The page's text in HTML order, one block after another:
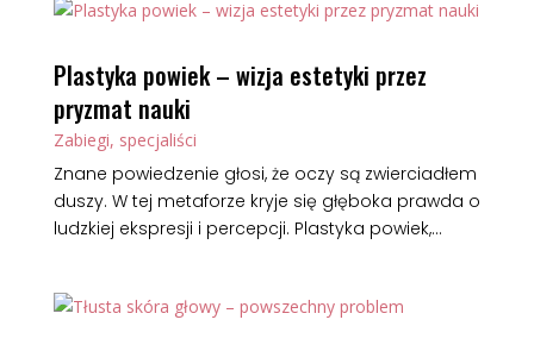
Plastyka powiek – wizja estetyki przez
pryzmat nauki
Zabiegi, specjaliści
Znane powiedzenie głosi, że oczy są zwierciadłem
duszy. W tej metaforze kryje się głęboka prawda o
ludzkiej ekspresji i percepcji. Plastyka powiek,...